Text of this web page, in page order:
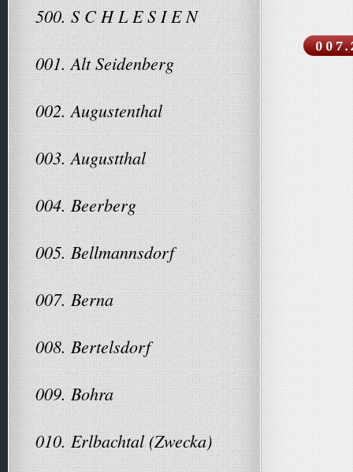
500. S C H L E S I E N
001. Alt Seidenberg
002. Augustenthal
003. Augustthal
004. Beerberg
005. Bellmannsdorf
007. Berna
008. Bertelsdorf
009. Bohra
010. Erlbachtal (Zwecka)